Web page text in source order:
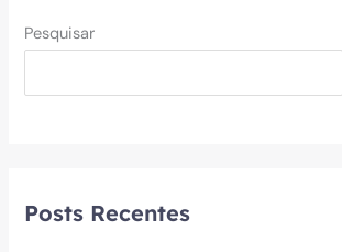
Pesquisar
Posts Recentes